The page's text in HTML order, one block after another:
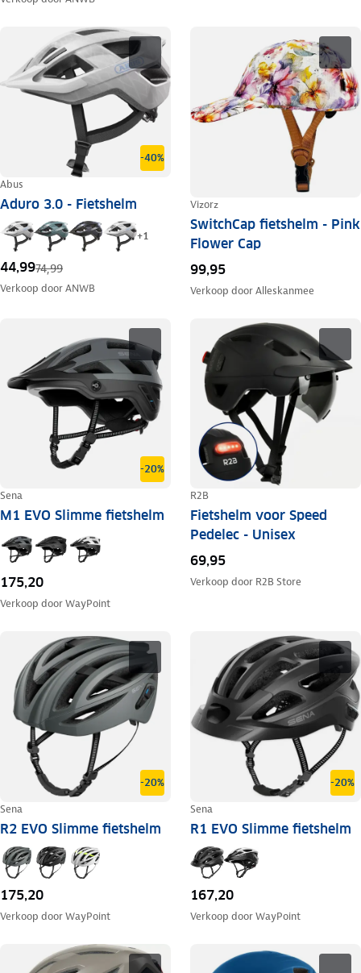
-40%
Abus
Aduro 3.0 - Fietshelm
+1
44,9974,99
Verkoop doorANWB
Vizorz
SwitchCap fietshelm - Pink
Flower Cap
99,95
Verkoop doorAlleskanmee
-20%
Sena
M1 EVO Slimme fietshelm
175,20
Verkoop doorWayPoint
R2B
Fietshelm voor Speed
Pedelec - Unisex
69,95
Verkoop door R2B Store
-20%
Sena
R2 EVO Slimme fietshelm
175,20
Verkoop doorWayPoint
-20%
Sena
R1 EVO Slimme fietshelm
167,20
Verkoop doorWayPoint